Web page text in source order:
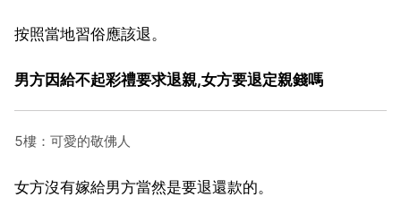
按照當地習俗應該退。
男方因給不起彩禮要求退親,女方要退定親錢嗎
5樓：可愛的敬佛人
女方沒有嫁給男方當然是要退還款的。